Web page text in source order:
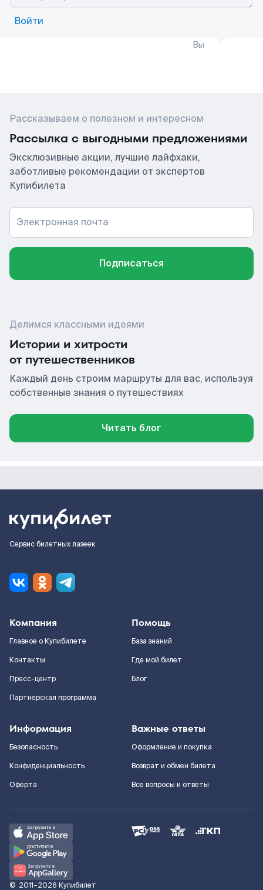
Войти
Вы
Рассказываем о полезном и интересном
Рассылка с выгодными предложениями
Эксклюзивные акции, лучшие лайфхаки,
заботливые рекомендации от экспертов
Купибилета
Электронная почта
Подписаться
Делимся классными идеями
Истории и хитрости
от путешественников
Каждый день строим маршруты для вас, используя
собственные знания о путешествиях
Читать блог
Сервис билетных лазеек
Компания
Главное о Купибилете
Контакты
Пресс-центр
Партнерская программа
Помощь
База знаний
Где мой билет
Блог
Информация
Безопасность
Конфиденциальность
Оферта
Важные ответы
Оформление и покупка
Возврат и обмен билета
Все вопросы и ответы
© 2011–2026 Купибилет